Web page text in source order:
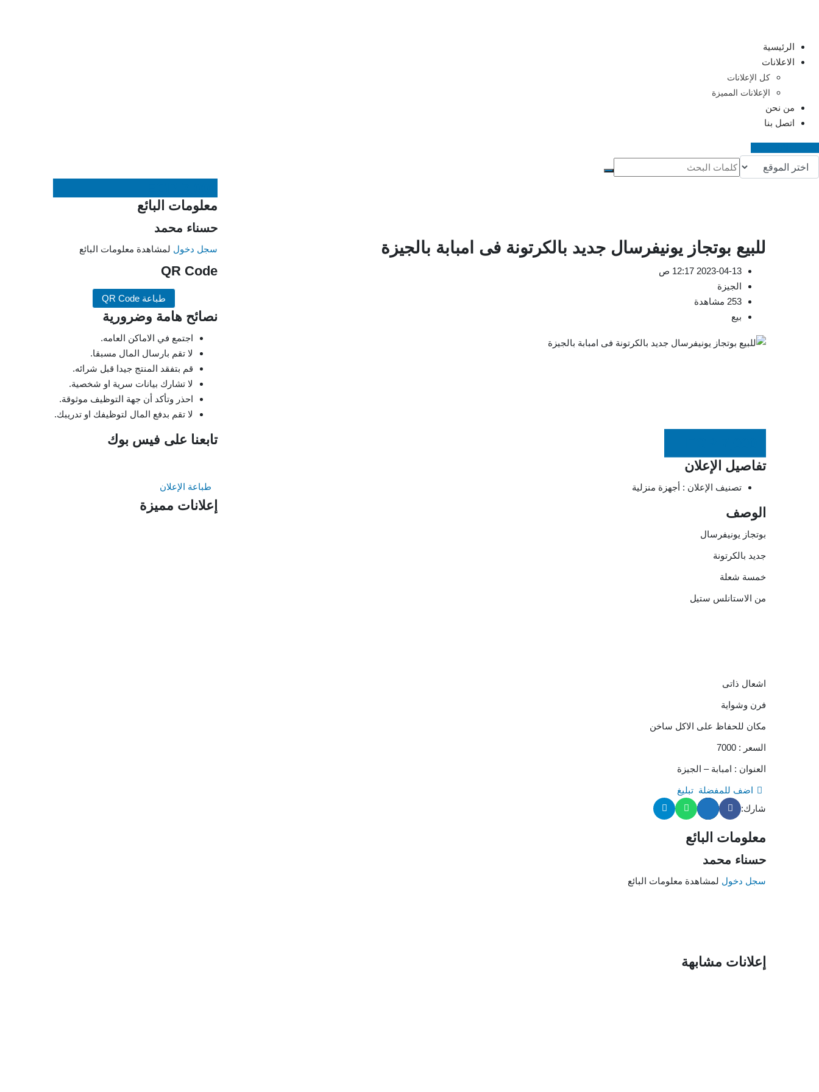
الرئيسية
الاعلانات
كل الإعلانات
الإعلانات المميزة
من نحن
اتصل بنا
للبيع بوتجاز يونيفرسال جديد بالكرتونة فى امبابة بالجيزة
2023-04-13 12:17 ص
الجيزة
253 مشاهدة
بيع
تفاصيل الإعلان
تصنيف الإعلان : أجهزة منزلية
الوصف
بوتجاز يونيفرسال
جديد بالكرتونة
خمسة شعلة
من الاستانلس ستيل
اشعال ذاتى
فرن وشواية
مكان للحفاظ على الاكل ساخن
السعر : 7000
العنوان : امبابة – الجيزة
اضف للمفضلة تبليغ
شارك:
معلومات البائع
حسناء محمد
سجل دخول لمشاهدة معلومات البائع
إعلانات مشابهة
معلومات البائع
حسناء محمد
سجل دخول لمشاهدة معلومات البائع
QR Code
طباعة QR Code
نصائح هامة وضرورية
اجتمع في الاماكن العامه.
لا تقم بارسال المال مسبقا.
قم بتفقد المنتج جيدا قبل شرائه.
لا تشارك بيانات سرية او شخصية.
احذر وتأكد أن جهة التوظيف موثوقة.
لا تقم بدفع المال لتوظيفك او تدريبك.
تابعنا على فيس بوك
طباعة الإعلان
إعلانات مميزة